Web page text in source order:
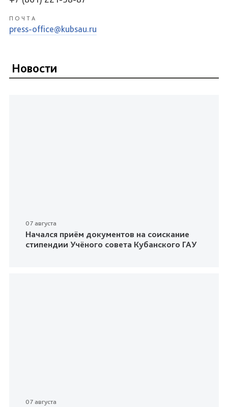
ПОЧТА
press-office@kubsau.ru
Новости
07 августа
Начался приём документов на соискание
стипендии Учёного совета Кубанского ГАУ
07 августа